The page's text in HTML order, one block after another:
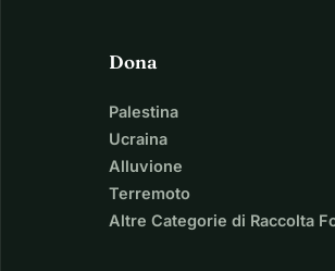
Dona
Palestina
Ucraina
Alluvione
Terremoto
Altre Categorie di Raccolta